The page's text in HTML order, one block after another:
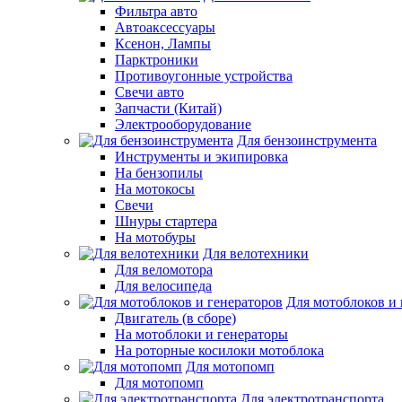
Фильтра авто
Автоаксессуары
Ксенон, Лампы
Парктроники
Противоугонные устройства
Свечи авто
Запчасти (Китай)
Электрооборудование
Для бензоинструмента
Инструменты и экипировка
На бензопилы
На мотокосы
Свечи
Шнуры стартера
На мотобуры
Для велотехники
Для веломотора
Для велосипеда
Для мотоблоков и
Двигатель (в сборе)
На мотоблоки и генераторы
На роторные косилоки мотоблока
Для мотопомп
Для мотопомп
Для электротранспорта